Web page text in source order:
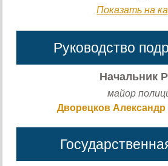
Показать на
Руководство
Начальник
майор
Дворецков